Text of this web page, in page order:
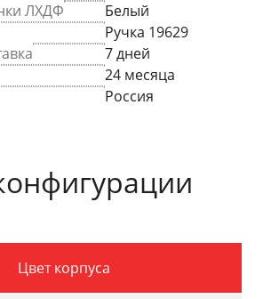
ЛХДФ
Белый
Ручка 19629
7 дней
24 месяца
Россия
Цвет корпуса